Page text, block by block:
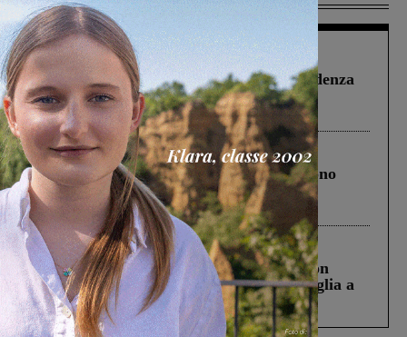
Figline Incisa Valdarno 1 Agosto 2026
Piscina di Figline finanziata oltre la scadenza
Pnrr, il gruppo di Fratelli d’Italia: “Un
ringraziamento al Governo”
Cronaca 4 Agosto 2026
Un anno fa la strage in A1 in cui morirono
Gianni, Giulia e Franco. Lo schianto, il
processo, lo stop ai sorpassi fra tir....
Cronaca 3 Agosto 2026
Scomparso da una struttura di Castiglion
Fiorentino l’uomo che aveva ucciso la figlia a
Levane nel 2020